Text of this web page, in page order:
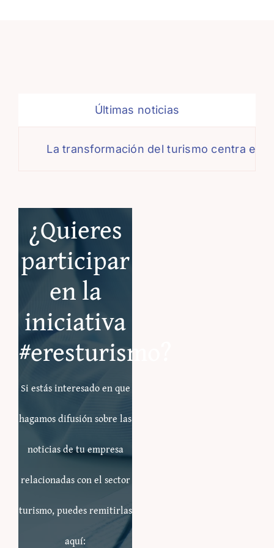
Últimas noticias
La transformación del turismo centra el
¿Quieres
participar
en la
iniciativa
#eresturismo?
Si estás interesado en que
hagamos difusión sobre las
noticias de tu empresa
relacionadas con el sector
turismo, puedes remitirlas
aquí: